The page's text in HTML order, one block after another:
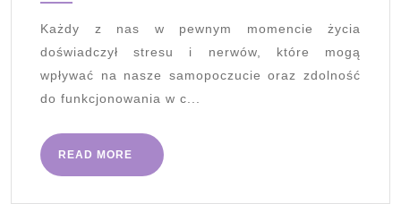
z
nerwami
Każdy z nas w pewnym momencie życia
doświadczył stresu i nerwów, które mogą
wpływać na nasze samopoczucie oraz zdolność
do funkcjonowania w c...
READ MORE
READ
MORE